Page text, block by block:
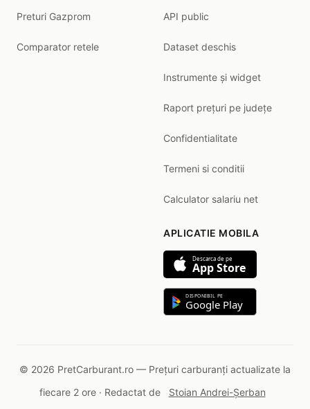
Preturi Gazprom
Comparator retele
API public
Dataset deschis
Instrumente și widget
Raport prețuri pe județe
Confidentialitate
Termeni si conditii
Calculator salariu net
APLICATIE MOBILA
Descarca de pe
App Store
DISPONIBIL PE
Google Play
© 2026 PretCarburant.ro — Prețuri carburanți actualizate la
fiecare 2 ore · Redactat de
Stoian Andrei-Șerban